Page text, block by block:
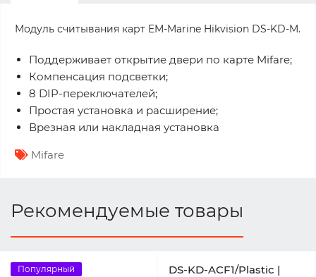
Модуль считывания карт EM-Marine Hikvision DS-KD-M.
Поддерживает открытие двери по карте Mifare;
Компенсация подсветки;
8 DIP-переключателей;
Простая установка и расширение;
Врезная или накладная установка
Mifare
Рекомендуемые товары
Популярный
DS-KD-ACF1/Plastic |